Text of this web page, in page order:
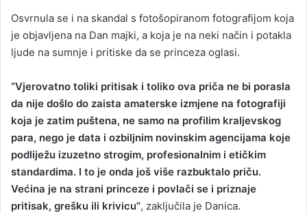
Osvrnula se i na skandal s fotošopiranom fotografijom koja
je objavljena na Dan majki, a koja je na neki način i potakla
ljude na sumnje i pritiske da se princeza oglasi.
“Vjerovatno toliki pritisak i toliko ova priča ne bi porasla
da nije došlo do zaista amaterske izmjene na fotografiji
koja je zatim puštena, ne samo na profilim kraljevskog
para, nego je data i ozbiljnim novinskim agencijama koje
podliježu izuzetno strogim, profesionalnim i etičkim
standardima. I to je onda još više razbuktalo priču.
Većina je na strani princeze i povlači se i priznaje
pritisak, grešku ili krivicu”, zaključila je Danica.